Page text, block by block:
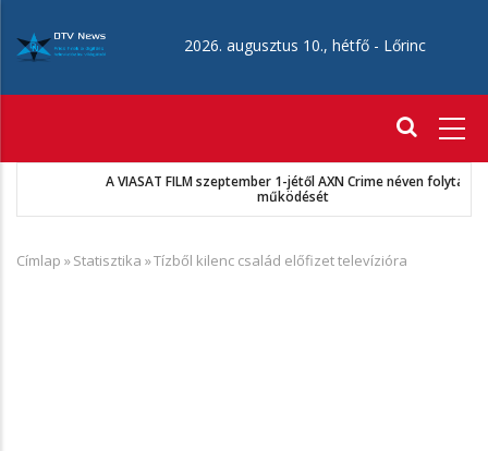
tartalomra
2026. augusztus 10., hétfő - Lőrinc
A VIASAT FILM szeptember 1-jétől AXN Crime néven folytatja
működését
Morzsa
Címlap »Statisztika »Tízből kilenc család előfizet televízióra